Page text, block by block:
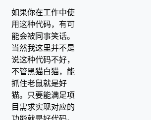
如果你在工作中使
用这种代码，有可
能会被同事笑话。
当然我这里并不是
说这种代码不好，
不管黑猫白猫，能
抓住老鼠就是好
猫。只要能满足项
目需求实现对应的